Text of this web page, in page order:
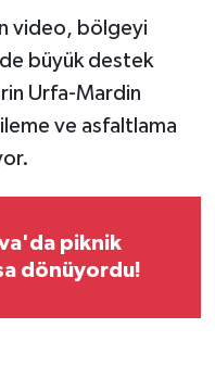
video, bölgeyi
büyük destek
Urfa-Mardin
ve asfaltlama
piknik
dönüyordu!